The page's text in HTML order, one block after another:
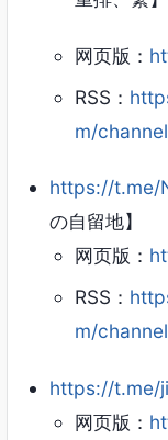
网页版：
RSS：
m/
https://t.me/
の自留地】
网页版：
RSS：
m/
https://t.me/
网页版：